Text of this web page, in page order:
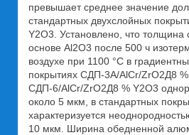
превышает среднее значение
стандартных двухслойных
Y2O3. Установлено, что толщина
основе Al2O3 после 500 ч
воздухе при 1100 °С в
покрытиях СДП-3А/AlCr/ZrO2Д8
СДП-6/AlCr/ZrO2Д8 % Y2O3
около 5 мкм, в стандартных
характеризуется
10 мкм. Ширина обедненной